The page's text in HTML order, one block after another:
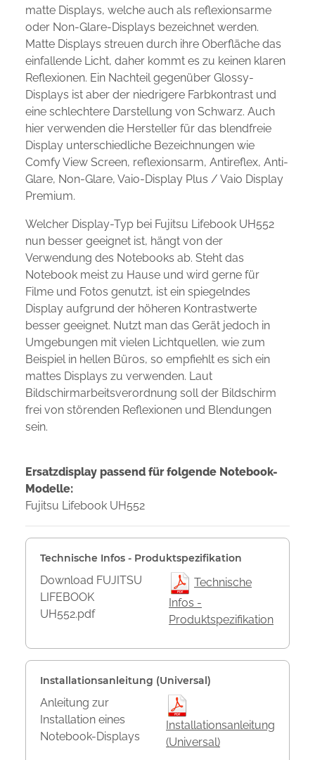
matte Displays, welche auch als reflexionsarme
oder Non-Glare-Displays bezeichnet werden.
Matte Displays streuen durch ihre Oberfläche das
einfallende Licht, daher kommt es zu keinen klaren
Reflexionen. Ein Nachteil gegenüber Glossy-
Displays ist aber der niedrigere Farbkontrast und
eine schlechtere Darstellung von Schwarz. Auch
hier verwenden die Hersteller für das blendfreie
Display unterschiedliche Bezeichnungen wie
Comfy View Screen, reflexionsarm, Antireflex, Anti-
Glare, Non-Glare, Vaio-Display Plus / Vaio Display
Premium.
Welcher Display-Typ bei Fujitsu Lifebook UH552
nun besser geeignet ist, hängt von der
Verwendung des Notebooks ab. Steht das
Notebook meist zu Hause und wird gerne für
Filme und Fotos genutzt, ist ein spiegelndes
Display aufgrund der höheren Kontrastwerte
besser geeignet. Nutzt man das Gerät jedoch in
Umgebungen mit vielen Lichtquellen, wie zum
Beispiel in hellen Büros, so empfiehlt es sich ein
mattes Displays zu verwenden. Laut
Bildschirmarbeitsverordnung soll der Bildschirm
frei von störenden Reflexionen und Blendungen
sein.
Ersatzdisplay passend für folgende Notebook-
Modelle:
Fujitsu Lifebook UH552
Technische Infos - Produktspezifikation
Download FUJITSU
LIFEBOOK
UH552.pdf
Technische
Infos -
Produktspezifikation
Installationsanleitung (Universal)
Anleitung zur
Installation eines
Notebook-Displays
Installationsanleitung
(Universal)